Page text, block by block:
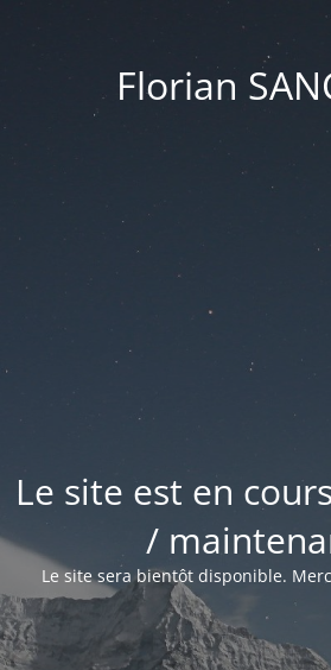
Florian
Le site est en
/
Le site sera bientôt disponible.